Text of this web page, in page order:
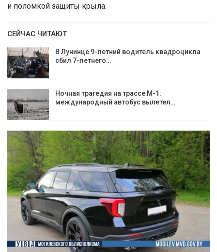
и поломкой защиты крыла.
СЕЙЧАС ЧИТАЮТ
В Лунинце 9-летний водитель квадроцикла
сбил 7-летнего…
Ночная трагедия на трассе М-1:
международный автобус вылетел…